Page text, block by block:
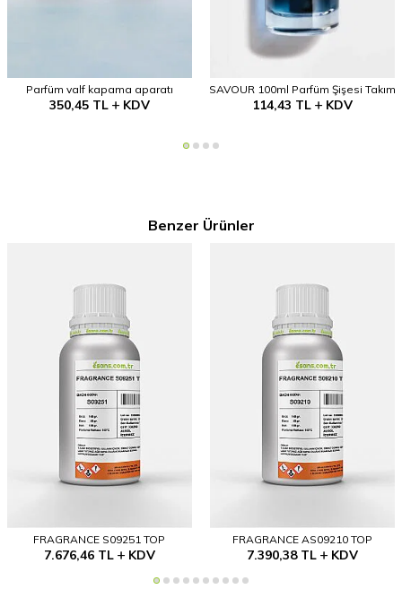
Parfüm valf kapama aparatı
350,45TL KDV
SAVOUR 100ml Parfüm Şişesi Takım
114,43 TL KDV
Benzer Ürünler
FRAGRANCE S09251 TOP
7.676,46TL KDV
FRAGRANCE AS09210 TOP
7.390,38TL KDV